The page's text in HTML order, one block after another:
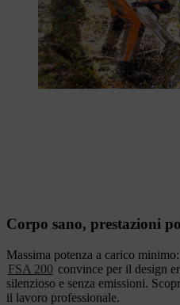
Corpo sano, prestazioni
Massima potenza a carico
FSA 200 convince per il design
silenzioso e senza emissioni.
il lavoro professionale.